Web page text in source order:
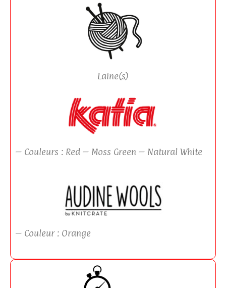
Laine(s)
– Couleurs : Red – Moss Green – Natural White
– Couleur : Orange